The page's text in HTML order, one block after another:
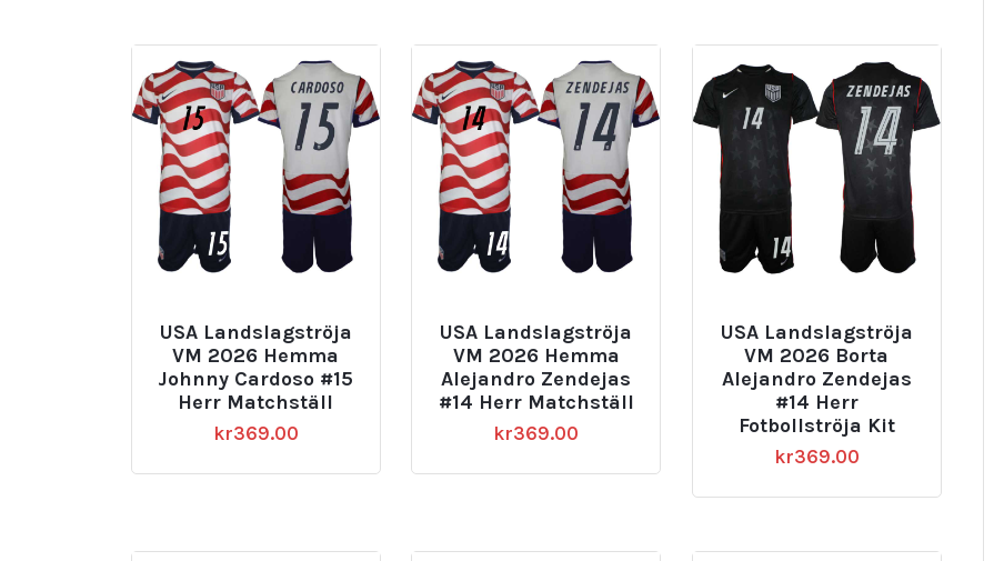
USA Landslagströja
VM 2026 Hemma
Johnny Cardoso #15
Herr Matchställ
kr369.00
USA Landslagströja
VM 2026 Hemma
Alejandro Zendejas
#14 Herr Matchställ
kr369.00
USA Landslagströja
VM 2026 Borta
Alejandro Zendejas
#14 Herr
Fotbollströja Kit
kr369.00